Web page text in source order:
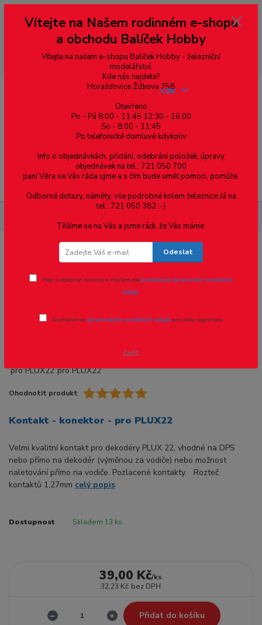
--- pro zákazníky ze Slovenska a jiných zemí, pokud chcete platit v eurech
přepněte si e-shop na euro 💶 pro přepočet měny - pravý horní roh ---
dobírky – pokud si z nějakého důvodu zásilku nevyzvednete, bude po
domluvě zaslána znovu s opětovnou platbou za poštovné, v opačném
případě bude zrušena a účet přidán na blacklist a rušeny následující
objednávky.
Menu
CZK
Kontakt - konektor - pro PLUX22
Novinka
Ohodnotit produkt
Kontakt - konektor - pro PLUX22
Velmi kvalitní kontakt pro dekodéry PLUX 22, vhodné na DPS
nebo přímo na dekodér (výměnou za vodiče) nebo možnost
naletování přímo na vodiče. Pozlacené kontakty. Rozteč
kontaktů 1,27mm celý popis
Dostupnost Skladem 13 ks
39,00 Kč/ks
32,23 Kč bez DPH
Přidat do košíku
Vítejte na Našem rodinném e-shopu
a obchodu Balíček Hobby
Vítejte na našem e-shopu Balíček Hobby - železniční
modelářství.
Kde nás najdete?
Horažďovice Žižkova 758
Otevřeno
Po - Pá 8:00 - 11:45 12:30 - 16:00
So - 8:00 - 11:45
Po telefonické domluvě kdykoliv
Info o objednávkách, přidání, odebrání položek, úpravy
objednávek na tel.: 721 050 700
paní Věra se Vás ráda ujme a s čím bude umět pomoci, pomůže.
Odborné dotazy, náměty, vše podrobné kolem železnice Já na
tel.: 721 050 382 :-)
Těšíme se na Vás a jsme rádi, že Vás máme.
Odeslat
Přeji si odebírat novinky e-mailem dlepodmínek zpracování osobních
údajů.
Souhlasím se zpracováním osobních údajů pro účely registrace.
Zavřít